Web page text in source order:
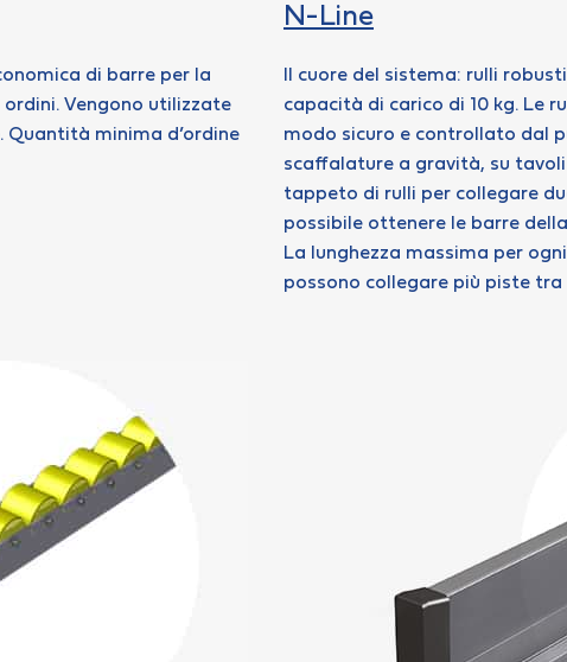
di barre per la
Vengono utilizzate
minima d’ordine
N-Line
Il cuore del sistema: rulli
capacità di carico di 10 kg. Le
modo sicuro e controllato dal
scaffalature a gravità, su
tappeto di rulli per collegare
possibile ottenere le barre
La lunghezza massima per
possono collegare più piste tra